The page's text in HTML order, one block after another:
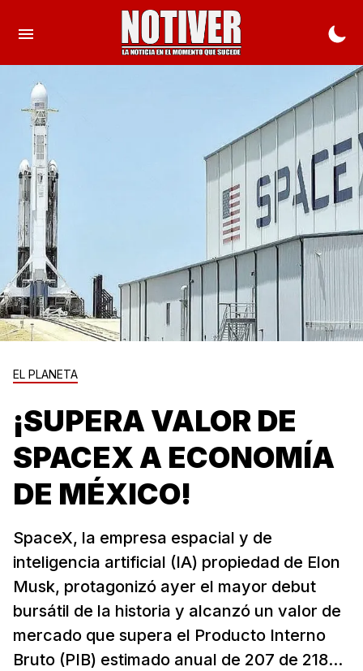
EL PLANETA
¡SUPERA VALOR DE
SPACEX A ECONOMÍA
DE MÉXICO!
SpaceX, la empresa espacial y de
inteligencia artificial (IA) propiedad de Elon
Musk, protagonizó ayer el mayor debut
bursátil de la historia y alcanzó un valor de
mercado que supera el Producto Interno
Bruto (PIB) estimado anual de 207 de 218...